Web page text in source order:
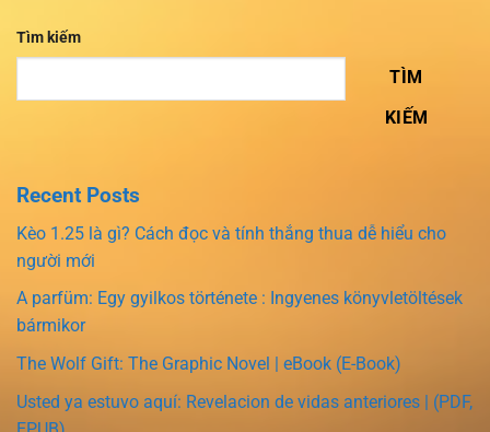
Tìm kiếm
TÌM
KIẾM
Recent Posts
Kèo 1.25 là gì? Cách đọc và tính thắng thua dễ hiểu cho
người mới
A parfüm: Egy gyilkos története : Ingyenes könyvletöltések
bármikor
The Wolf Gift: The Graphic Novel | eBook (E-Book)
Usted ya estuvo aquí: Revelacion de vidas anteriores | (PDF,